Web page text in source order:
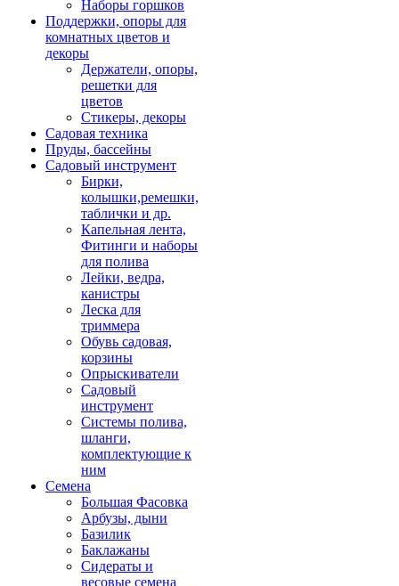
Наборы горшков
Поддержки, опоры для
комнатных цветов и
декоры
Держатели, опоры,
решетки для
цветов
Стикеры, декоры
Садовая техника
Пруды, бассейны
Садовый инструмент
Бирки,
колышки,ремешки,
таблички и др.
Капельная лента,
Фитинги и наборы
для полива
Лейки, ведра,
канистры
Леска для
триммера
Обувь садовая,
корзины
Опрыскиватели
Садовый
инструмент
Системы полива,
шланги,
комплектующие к
ним
Семена
Большая Фасовка
Арбузы, дыни
Базилик
Баклажаны
Сидераты и
весовые семена